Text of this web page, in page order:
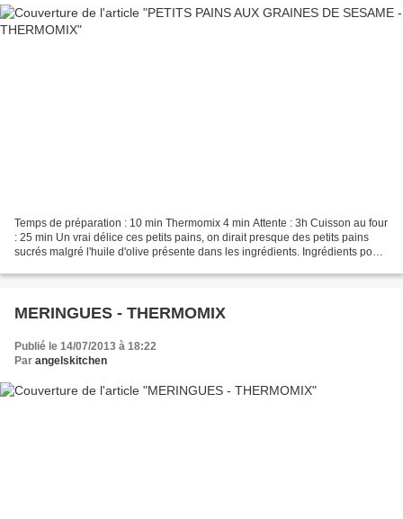
Temps de préparation : 10 min Thermomix 4 min Attente : 3h Cuisson au four
: 25 min Un vrai délice ces petits pains, on dirait presque des petits pains
sucrés malgré l'huile d'olive présente dans les ingrédients. Ingrédients pour
MERINGUES - THERMOMIX
Publié le 14/07/2013 à 18:22
Par angelskitchen